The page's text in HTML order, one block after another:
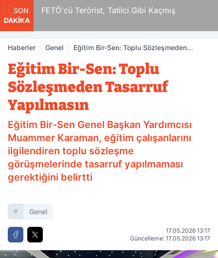
SON
DAKİKA
FETÖ'cü Terörist, Tatilci Gibi Kaçmış
Haberler Genel
Eğitim Bir-Sen: Toplu Sözleşmeden
Eğitim Bir-Sen: Toplu
Sözleşmeden Tasarruf
Yapılmasın
Eğitim Bir-Sen Genel Başkan Yardımcısı
Muammer Karaman, eğitim çalışanlarını
ilgilendiren toplu sözleşme
görüşmelerinde tasarruf yapılmaması
gerektiğini belirtti
Genel
17.05.2026 13:17
Güncelleme: 17.05.2026 13:17